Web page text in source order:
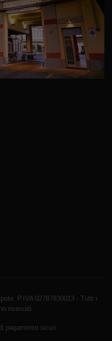
P.IVA 02787830013 - Tutti i
riservati.
pagamento sicuri